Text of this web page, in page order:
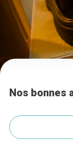
Nos bonnes